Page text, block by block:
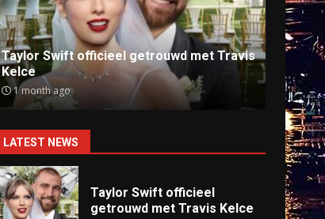
Ray J klaagt Kim Kardashian aan om
sekstape
9 months ago
Anti-
9
LATEST NEWS
Taylor Swift officieel
getrouwd met Travis Kelce